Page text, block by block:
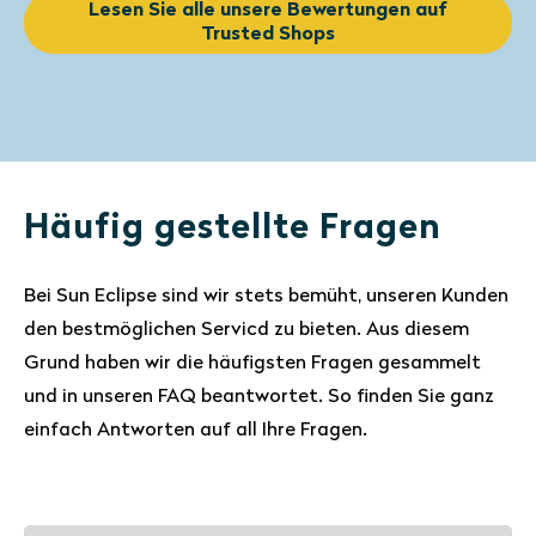
Lesen Sie alle unsere Bewertungen auf
Trusted Shops
Häufig gestellte Fragen
Bei Sun Eclipse sind wir stets bemüht, unseren Kunden
den bestmöglichen Servicd zu bieten. Aus diesem
Grund haben wir die häufigsten Fragen gesammelt
und in unseren FAQ beantwortet. So finden Sie ganz
einfach Antworten auf all Ihre Fragen.